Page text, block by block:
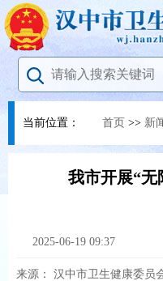
当前位置： 首页 >> 新
我市开展“无
2025-06-19 09:37
来源： 汉中市卫生健康委员